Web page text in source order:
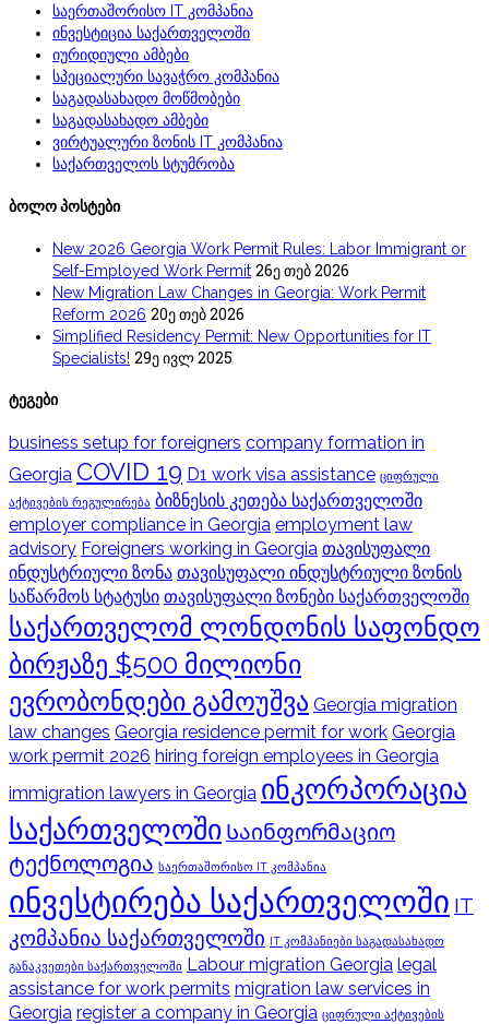
საერთაშორისო IT კომპანია
ინვესტიცია საქართველოში
იურიდიული ამბები
სპეციალური სავაჭრო კომპანია
საგადასახადო მოწმობები
საგადასახადო ამბები
ვირტუალური ზონის IT კომპანია
საქართველოს სტუმრობა
ბოლო პოსტები
New 2026 Georgia Work Permit Rules: Labor Immigrant or
Self-Employed Work Permit 26ე თებ 2026
New Migration Law Changes in Georgia: Work Permit
Reform 2026 20ე თებ 2026
Simplified Residency Permit: New Opportunities for IT
Specialists! 29ე ივლ 2025
ტეგები
business setup for foreigners company formation in
Georgia COVID 19 D1 work visa assistance ციფრული
აქტივების რეგულირება ბიზნესის კეთება საქართველოში
employer compliance in Georgia employment law
advisory Foreigners working in Georgia თავისუფალი
ინდუსტრიული ზონა თავისუფალი ინდუსტრიული ზონის
საწარმოს სტატუსი თავისუფალი ზონები საქართველოში
საქართველომ ლონდონის საფონდო
ბირჟაზე $500 მილიონი
ევრობონდები გამოუშვა Georgia migration
law changes Georgia residence permit for work Georgia
work permit 2026 hiring foreign employees in Georgia
immigration lawyers in Georgia ინკორპორაცია
საქართველოში Საინფორმაციო
ტექნოლოგია საერთაშორისო IT კომპანია
ინვესტირება საქართველოში IT
კომპანია საქართველოში IT კომპანიები საგადასახადო
განაკვეთები საქართველოში Labour migration Georgia legal
assistance for work permits migration law services in
Georgia register a company in Georgia ციფრული აქტივების